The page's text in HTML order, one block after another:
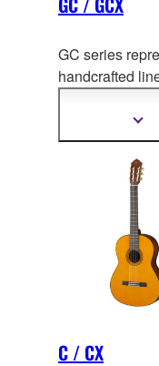
GC series
handcrafted
workshop in
China.
Show
C / CX